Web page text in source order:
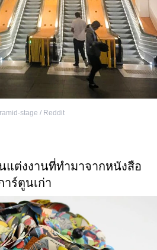
stage / Reddit
แต่งงานที่ทำมาจากหนังสือ
าร์ตูนเก่า